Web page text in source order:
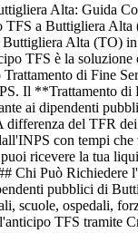
Alta: Guida
a Buttigliera Alta
Alta (TO) in
TFS è la soluzione
di Fine
Il **Trattamento di
ai dipendenti
differenza del TFR
con tempi che
ricevere la tua
Chi Può Richiedere
pubblici di
scuole, ospedali,
TFS tramite